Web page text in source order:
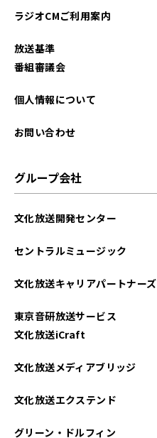
2025年09月
2025年06月
2025年01月
2024年12月
2024年11月
ラジオCMご利用案内
放送基準
番組審議会
個人情報について
お問い合わせ
グループ会社
文化放送開発センター
セントラルミュージック
文化放送キャリアパートナーズ
東京音研放送サービス
文化放送iCraft
文化放送メディアブリッジ
文化放送エクステンド
グリーン・ドルフィン